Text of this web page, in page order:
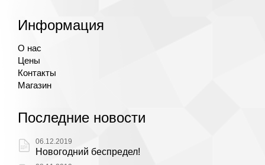
Информация
О нас
Цены
Контакты
Магазин
Последние новости
06.12.2019
Новогодний беспредел!